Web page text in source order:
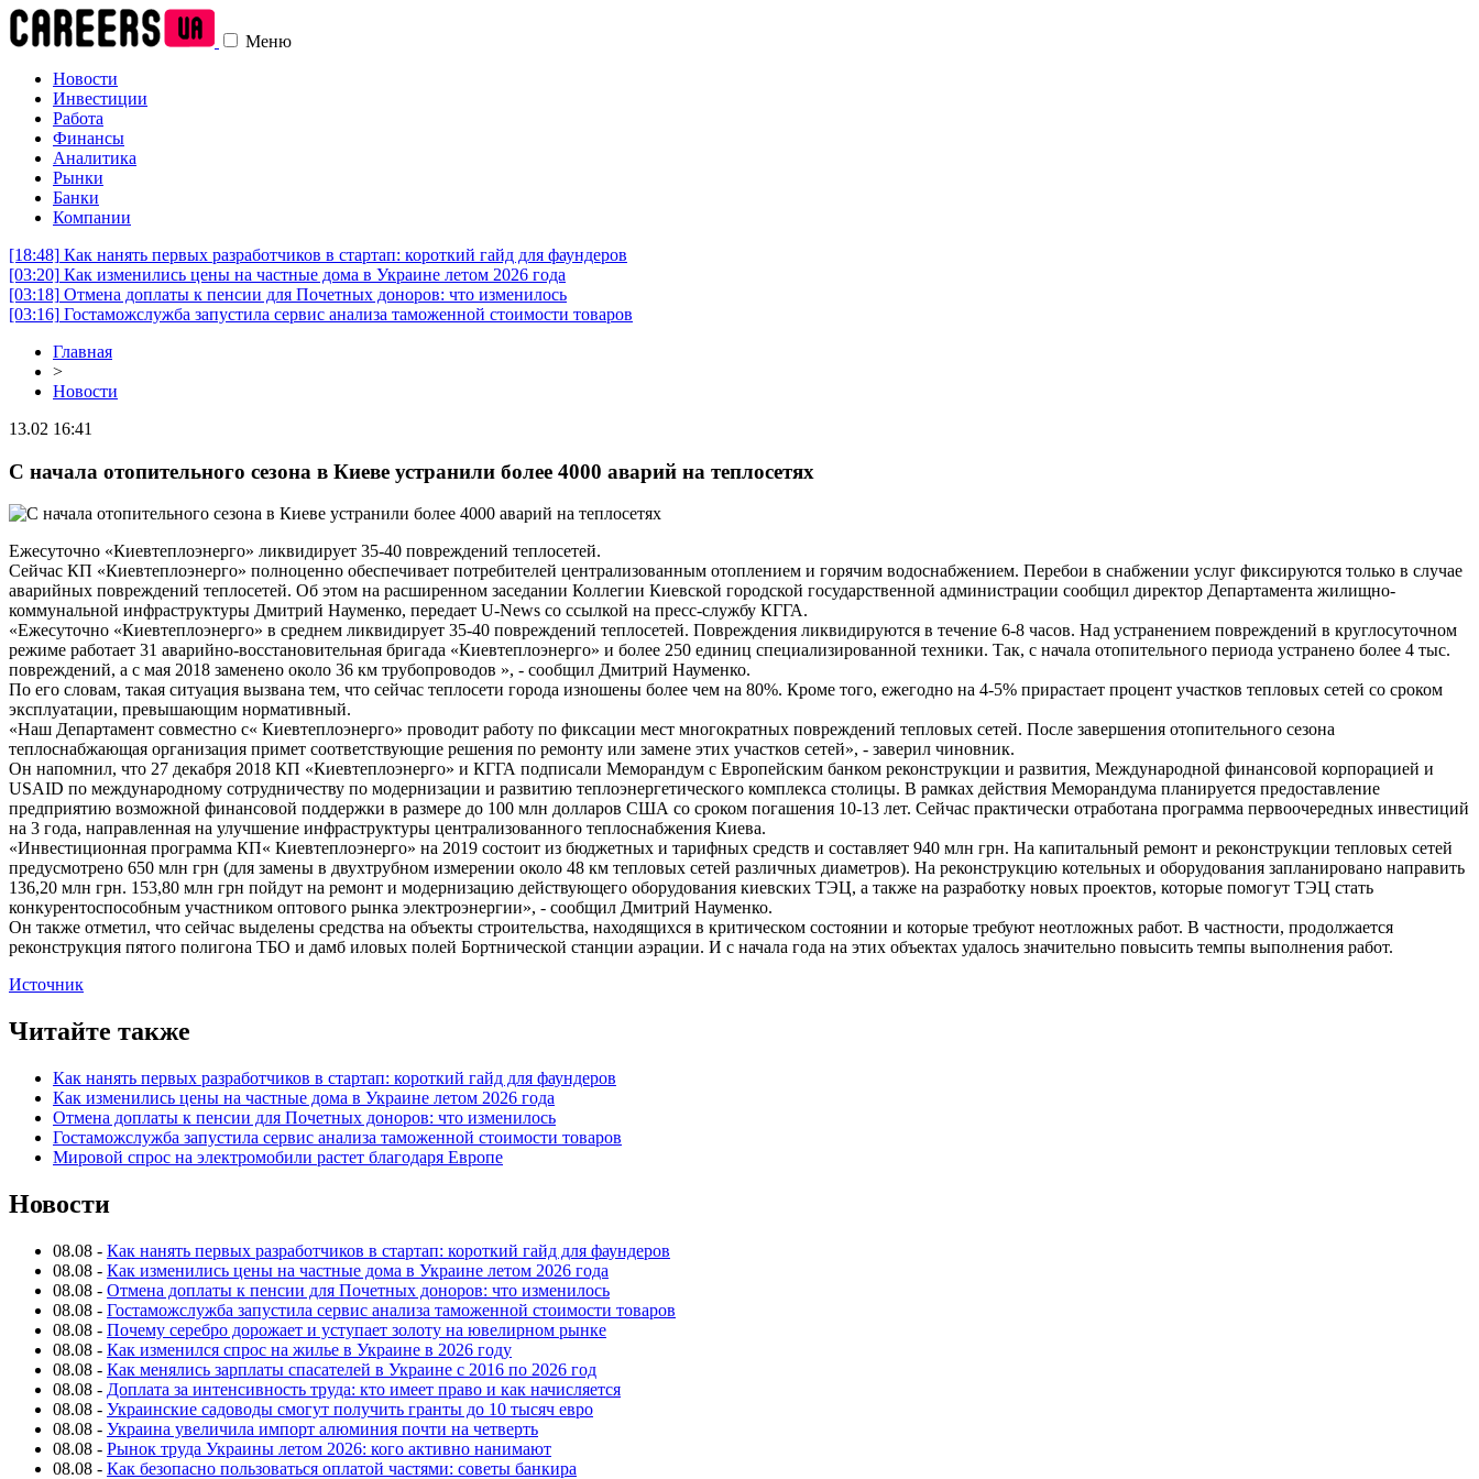
Меню
Новости
Инвестиции
Работа
Финансы
Аналитика
Рынки
Банки
Компании
[18:48] Как нанять первых разработчиков в стартап: короткий гайд для фаундеров
[03:20] Как изменились цены на частные дома в Украине летом 2026 года
[03:18] Отмена доплаты к пенсии для Почетных доноров: что изменилось
[03:16] Гостаможслужба запустила сервис анализа таможенной стоимости товаров
Главная
>
Новости
13.02 16:41
С начала отопительного сезона в Киеве устранили более 4000 аварий на теплосетях
Ежесуточно «Киевтеплоэнерго» ликвидирует 35-40 повреждений теплосетей.
Сейчас КП «Киевтеплоэнерго» полноценно обеспечивает потребителей централизованным отоплением и горячим водоснабжением. Перебои в снабжении услуг фиксируются только в случае
аварийных повреждений теплосетей. Об этом на расширенном заседании Коллегии Киевской городской государственной администрации сообщил директор Департамента жилищно-
коммунальной инфраструктуры Дмитрий Науменко, передает U-News со ссылкой на пресс-службу КГГА.
«Ежесуточно «Киевтеплоэнерго» в среднем ликвидирует 35-40 повреждений теплосетей. Повреждения ликвидируются в течение 6-8 часов. Над устранением повреждений в круглосуточном
режиме работает 31 аварийно-восстановительная бригада «Киевтеплоэнерго» и более 250 единиц специализированной техники. Так, с начала отопительного периода устранено более 4 тыс.
повреждений, а с мая 2018 заменено около 36 км трубопроводов », - сообщил Дмитрий Науменко.
По его словам, такая ситуация вызвана тем, что сейчас теплосети города изношены более чем на 80%. Кроме того, ежегодно на 4-5% прирастает процент участков тепловых сетей со сроком
эксплуатации, превышающим нормативный.
«Наш Департамент совместно с« Киевтеплоэнерго» проводит работу по фиксации мест многократных повреждений тепловых сетей. После завершения отопительного сезона
теплоснабжающая организация примет соответствующие решения по ремонту или замене этих участков сетей», - заверил чиновник.
Он напомнил, что 27 декабря 2018 КП «Киевтеплоэнерго» и КГГА подписали Меморандум с Европейским банком реконструкции и развития, Международной финансовой корпорацией и
USAID по международному сотрудничеству по модернизации и развитию теплоэнергетического комплекса столицы. В рамках действия Меморандума планируется предоставление
предприятию возможной финансовой поддержки в размере до 100 млн долларов США со сроком погашения 10-13 лет. Сейчас практически отработана программа первоочередных инвестиций
на 3 года, направленная ​​на улучшение инфраструктуры централизованного теплоснабжения Киева.
«Инвестиционная программа КП« Киевтеплоэнерго» на 2019 состоит из бюджетных и тарифных средств и составляет 940 млн грн. На капитальный ремонт и реконструкции тепловых сетей
предусмотрено 650 млн грн (для замены в двухтрубном измерении около 48 км тепловых сетей различных диаметров). На реконструкцию котельных и оборудования запланировано направить
136,20 млн грн. 153,80 млн грн пойдут на ремонт и модернизацию действующего оборудования киевских ТЭЦ, а также на разработку новых проектов, которые помогут ТЭЦ стать
конкурентоспособным участником оптового рынка электроэнергии», - сообщил Дмитрий Науменко.
Он также отметил, что сейчас выделены средства на объекты строительства, находящихся в критическом состоянии и которые требуют неотложных работ. В частности, продолжается
реконструкция пятого полигона ТБО и дамб иловых полей Бортнической станции аэрации. И с начала года на этих объектах удалось значительно повысить темпы выполнения работ.
Источник
Читайте также
Как нанять первых разработчиков в стартап: короткий гайд для фаундеров
Как изменились цены на частные дома в Украине летом 2026 года
Отмена доплаты к пенсии для Почетных доноров: что изменилось
Гостаможслужба запустила сервис анализа таможенной стоимости товаров
Мировой спрос на электромобили растет благодаря Европе
Новости
08.08 - Как нанять первых разработчиков в стартап: короткий гайд для фаундеров
08.08 - Как изменились цены на частные дома в Украине летом 2026 года
08.08 - Отмена доплаты к пенсии для Почетных доноров: что изменилось
08.08 - Гостаможслужба запустила сервис анализа таможенной стоимости товаров
08.08 - Почему серебро дорожает и уступает золоту на ювелирном рынке
08.08 - Как изменился спрос на жилье в Украине в 2026 году
08.08 - Как менялись зарплаты спасателей в Украине с 2016 по 2026 год
08.08 - Доплата за интенсивность труда: кто имеет право и как начисляется
08.08 - Украинские садоводы смогут получить гранты до 10 тысяч евро
08.08 - Украина увеличила импорт алюминия почти на четверть
08.08 - Рынок труда Украины летом 2026: кого активно нанимают
08.08 - Как безопасно пользоваться оплатой частями: советы банкира